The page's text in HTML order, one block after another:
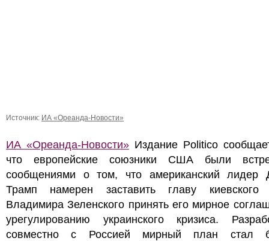
Источник: ИА «Ореанда-Новости»
ИА «Ореанда-Новости» Издание Politico
что европейские союзники США были
сообщениями о том, что американский лидер
Трамп намерен заставить главу киевского
Владимира Зеленского принять его мирное
урегулированию украинского кризиса.
совместно с Россией мирный план стал